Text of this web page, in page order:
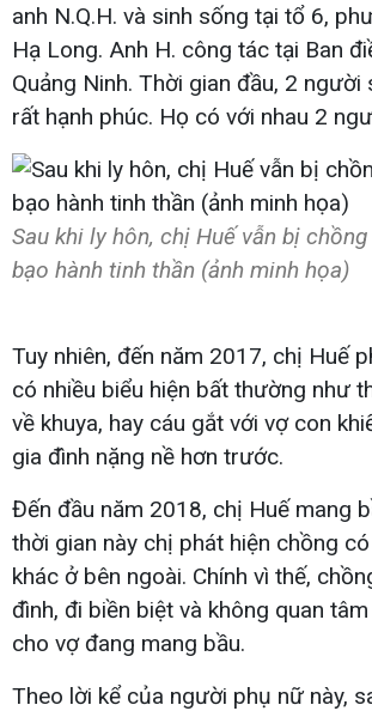
anh N.Q.H. và sinh sống tại tổ 6,
Hạ Long. Anh H. công tác tại Ban
Quảng Ninh. Thời gian đầu, 2 người
rất hạnh phúc. Họ có với nhau 2
Sau khi ly hôn, chị Huế vẫn bị
bạo hành tinh thần (ảnh minh họa)
Tuy nhiên, đến năm 2017, chị Huế
có nhiều biểu hiện bất thường như
về khuya, hay cáu gắt với vợ con
gia đình nặng nề hơn trước.
Đến đầu năm 2018, chị Huế mang
thời gian này chị phát hiện chồng
khác ở bên ngoài. Chính vì thế,
đình, đi biền biệt và không quan
cho vợ đang mang bầu.
Theo lời kể của người phụ nữ này,